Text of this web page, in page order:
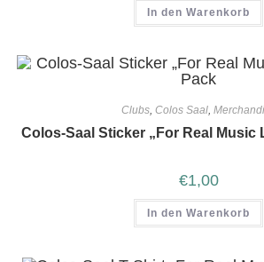
In den Warenkorb
Clubs, Colos Saal,
Colos-Saal Sticker „For Real Music
€1,00
In den Warenkorb